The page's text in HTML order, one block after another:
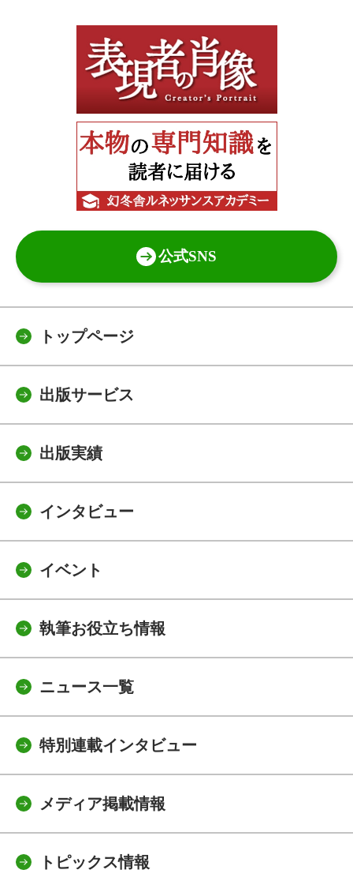
公式SNS
トップページ
出版サービス
出版実績
インタビュー
イベント
執筆お役立ち情報
ニュース一覧
特別連載インタビュー
メディア掲載情報
トピックス情報